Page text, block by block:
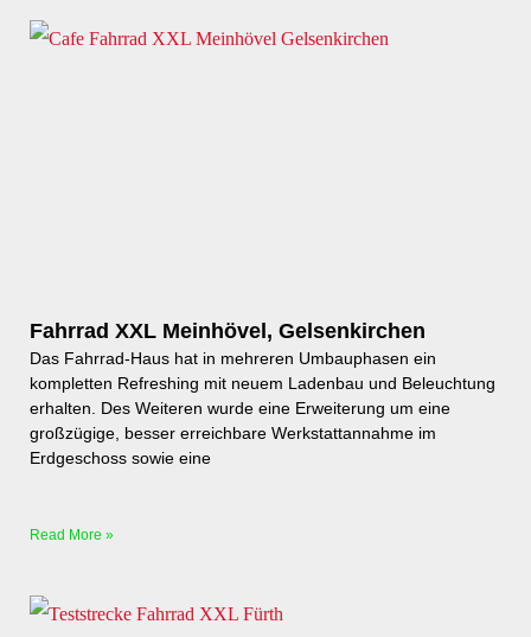
Fahrrad XXL Meinhövel, Gelsenkirchen
Das Fahrrad-Haus hat in mehreren Umbauphasen ein
kompletten Refreshing mit neuem Ladenbau und Beleuchtung
erhalten. Des Weiteren wurde eine Erweiterung um eine
großzügige, besser erreichbare Werkstattannahme im
Erdgeschoss sowie eine
Read More »